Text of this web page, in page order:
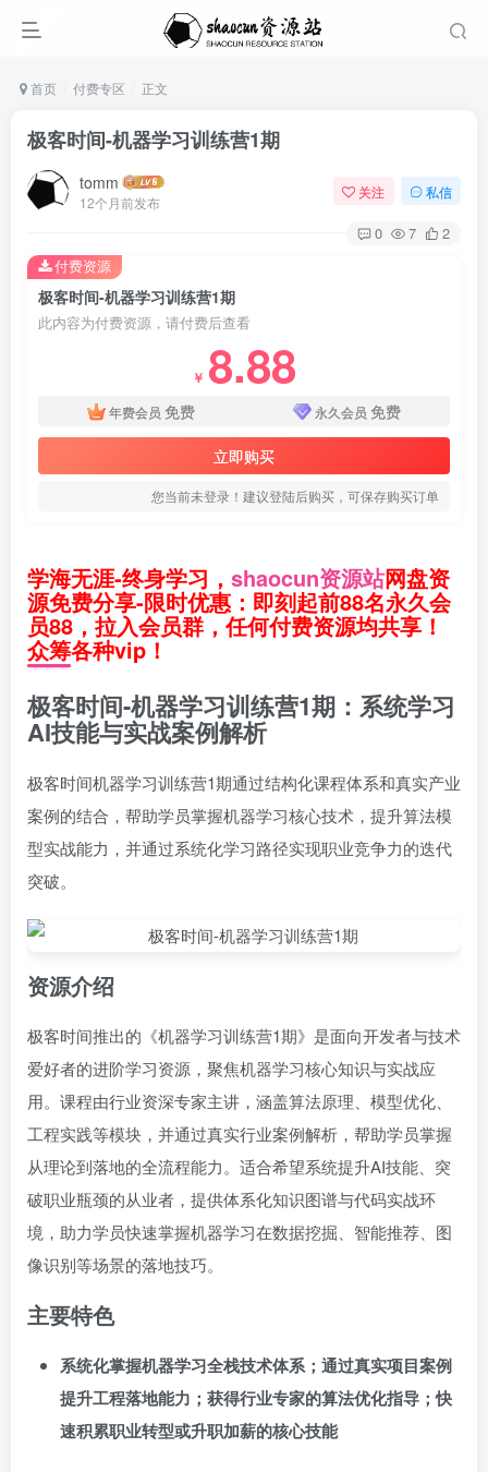
首页 付费专区 正文
极客时间-机器学习训练营1期
tomm
12个月前发布
关注 私信
0 7 2
极客时间-机器学习训练营1期
此内容为付费资源，请付费后查看
￥ 8.88
年费会员 免费 永久会员 免费
立即购买
您当前未登录！建议登陆后购买，可保存购买订单
付费资源
学海无涯-终身学习， shaocun资源站网盘资
源免费分享-限时优惠：即刻起前88名永久会
员88，拉入会员群，任何付费资源均共享！
众筹各种vip！
极客时间-机器学习训练营1期：系统学习
AI技能与实战案例解析
极客时间机器学习训练营1期通过结构化课程体系和真实产业
案例的结合，帮助学员掌握机器学习核心技术，提升算法模
型实战能力，并通过系统化学习路径实现职业竞争力的迭代
突破。
资源介绍
极客时间推出的《机器学习训练营1期》是面向开发者与技术
爱好者的进阶学习资源，聚焦机器学习核心知识与实战应
用。课程由行业资深专家主讲，涵盖算法原理、模型优化、
工程实践等模块，并通过真实行业案例解析，帮助学员掌握
从理论到落地的全流程能力。适合希望系统提升AI技能、突
破职业瓶颈的从业者，提供体系化知识图谱与代码实战环
境，助力学员快速掌握机器学习在数据挖掘、智能推荐、图
像识别等场景的落地技巧。
主要特色
系统化掌握机器学习全栈技术体系；通过真实项目案例
提升工程落地能力；获得行业专家的算法优化指导；快
速积累职业转型或升职加薪的核心技能